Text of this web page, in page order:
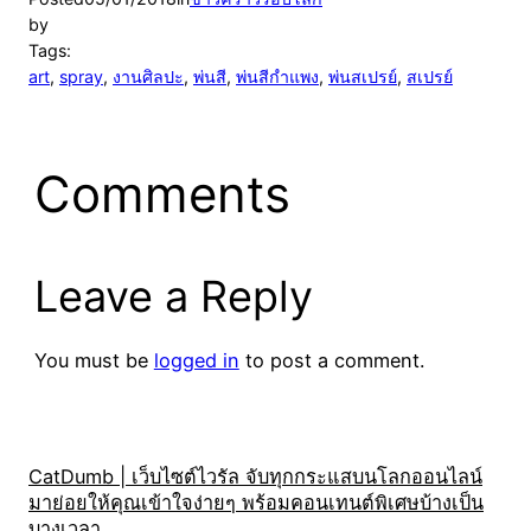
by
Tags:
art, spray, งานศิลปะ, พ่นสี, พ่นสีกำแพง, พ่นสเปรย์, สเปรย์
Comments
Leave a Reply
You must be logged in to post a comment.
CatDumb | เว็บไซต์ไวรัล จับทุกกระแสบนโลกออนไลน์
มาย่อยให้คุณเข้าใจง่ายๆ พร้อมคอนเทนต์พิเศษบ้างเป็น